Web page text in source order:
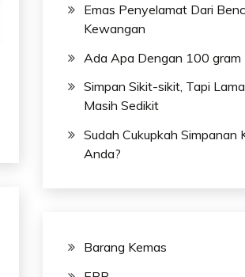
Emas Penyelamat Dari
Kewangan
Ada Apa Dengan 100 gram
Simpan Sikit-sikit, Tapi
Masih Sedikit
Sudah Cukupkah Simpanan
Anda?
Barang Kemas